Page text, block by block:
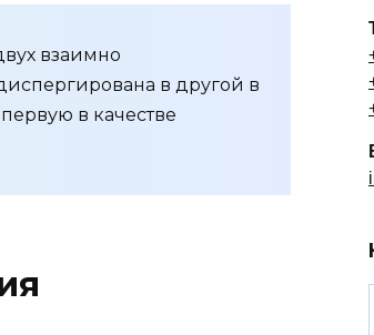
взаимно
в другой в
в качестве